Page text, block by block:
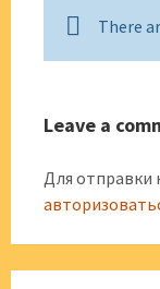
There
Leave a
Для отправки